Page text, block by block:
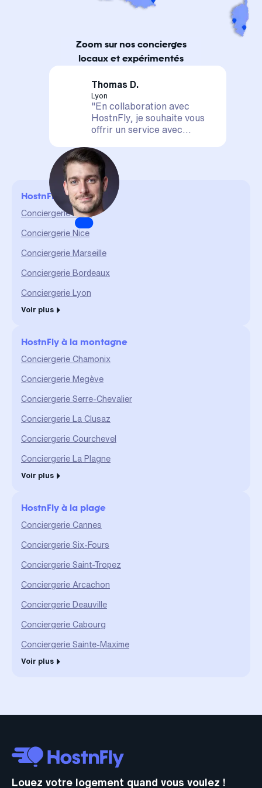
Zoom sur nos concierges
locaux et expérimentés
Thomas D.
Lyon
"En collaboration avec
HostnFly, je souhaite vous
offrir un service avec
logement est entre de
bonnes mains, il sera mis en
valeur et géré de A à Z. La
confiance et le partage sont
des valeurs qui me sont
chères et qui me permettent
d'assurer un service durable
HostnFly en ville
Conciergerie Paris
Conciergerie Nice
Conciergerie Marseille
Conciergerie Bordeaux
Conciergerie Lyon
Voir plus
HostnFly à la montagne
Conciergerie Chamonix
Conciergerie Megève
Conciergerie Serre-Chevalier
Conciergerie La Clusaz
Conciergerie Courchevel
Conciergerie La Plagne
Voir plus
HostnFly à la plage
Conciergerie Cannes
Conciergerie Six-Fours
Conciergerie Saint-Tropez
Conciergerie Arcachon
Conciergerie Deauville
Conciergerie Cabourg
Conciergerie Sainte-Maxime
Voir plus
Louez votre logement quand vous voulez !